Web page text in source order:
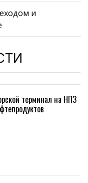
и
терминал на НПЗ